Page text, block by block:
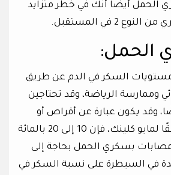
الحمل أيضًا أنك في خطر متزايد
2 في المستقبل.
الحمل:
السكر في الدم عن طريق
وممارسة الرياضة، وقد تحتاجين
وقد يكون عبارة عن أقراص أو
حقن الأنسولين، وفقًا لمايو كلينك، فإن 10 إلى 20 بالمائة
بسكري الحمل بحاجة إلى
في السيطرة على نسبة السكر في